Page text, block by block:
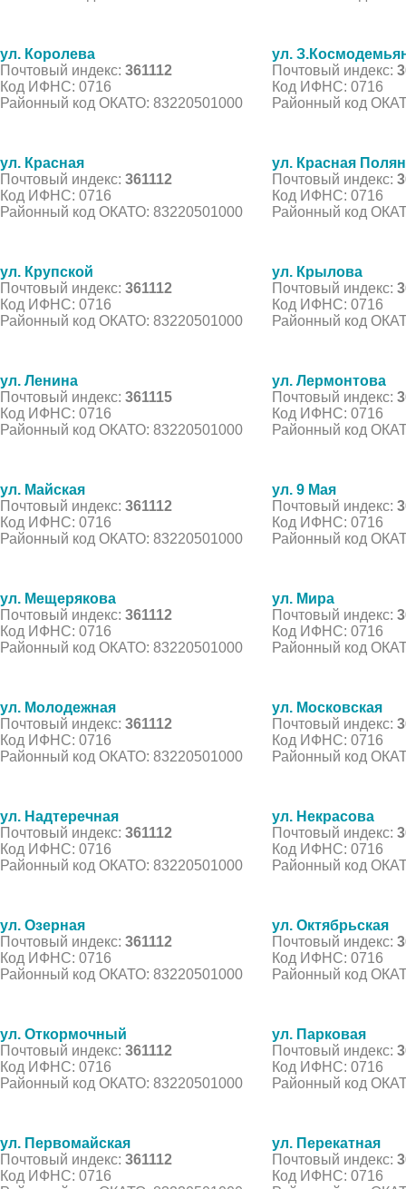
ул. Королева
Почтовый индекс: 361112
Код ИФНС: 0716
Районный код ОКАТО: 83220501000
ул.
Почтовый индекс:
Код ИФНС: 0716
Районный код
ул. Красная
Почтовый индекс: 361112
Код ИФНС: 0716
Районный код ОКАТО: 83220501000
ул. Красная
Почтовый индекс:
Код ИФНС: 0716
Районный код
ул. Крупской
Почтовый индекс: 361112
Код ИФНС: 0716
Районный код ОКАТО: 83220501000
ул. Крылова
Почтовый индекс:
Код ИФНС: 0716
Районный код
ул. Ленина
Почтовый индекс: 361115
Код ИФНС: 0716
Районный код ОКАТО: 83220501000
ул. Лермонтова
Почтовый индекс:
Код ИФНС: 0716
Районный код
ул. Майская
Почтовый индекс: 361112
Код ИФНС: 0716
Районный код ОКАТО: 83220501000
ул. 9 Мая
Почтовый индекс:
Код ИФНС: 0716
Районный код
ул. Мещерякова
Почтовый индекс: 361112
Код ИФНС: 0716
Районный код ОКАТО: 83220501000
ул. Мира
Почтовый индекс:
Код ИФНС: 0716
Районный код
ул. Молодежная
Почтовый индекс: 361112
Код ИФНС: 0716
Районный код ОКАТО: 83220501000
ул. Московская
Почтовый индекс:
Код ИФНС: 0716
Районный код
ул. Надтеречная
Почтовый индекс: 361112
Код ИФНС: 0716
Районный код ОКАТО: 83220501000
ул. Некрасова
Почтовый индекс:
Код ИФНС: 0716
Районный код
ул. Озерная
Почтовый индекс: 361112
Код ИФНС: 0716
Районный код ОКАТО: 83220501000
ул. Октябрьская
Почтовый индекс:
Код ИФНС: 0716
Районный код
ул. Откормочный
Почтовый индекс: 361112
Код ИФНС: 0716
Районный код ОКАТО: 83220501000
ул. Парковая
Почтовый индекс:
Код ИФНС: 0716
Районный код
ул. Первомайская
Почтовый индекс: 361112
Код ИФНС: 0716
ул. Перекатная
Почтовый индекс:
Код ИФНС: 0716